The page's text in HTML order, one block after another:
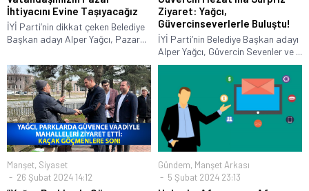
İhtiyacını Evine Taşıyacağız
İYİ Parti’nin dikkat çeken Belediye
Başkan adayı Alper Yağcı, Pazar...
Ziyaret: Yağcı,
Güvercinseverlerle Buluştu!
İYİ Parti’nin Belediye Başkan adayı
Alper Yağcı, Güvercin Sevenler ve ...
Manşet, Siyaset
26 Şubat 2024 14:12
Gündem, Manşet Arkası
5 Şubat 2024 23:13